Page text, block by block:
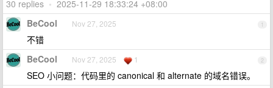
30 replies • 2025-11-29 18:33:24 +08:00
1
BeCool Nov 27, 2025
不错
2
BeCool Nov 27, 2025 1
SEO 小问题：代码里的 canonical 和 alternate 的域名错误。